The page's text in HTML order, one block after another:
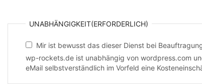
UNABHÄNGIGKEIT(ERFORDERLICH)
Mir ist bewusst das dieser Dienst bei
wp-rockets.de ist unabhängig von wordpress.com
eMail selbstverständlich im Vorfeld eine